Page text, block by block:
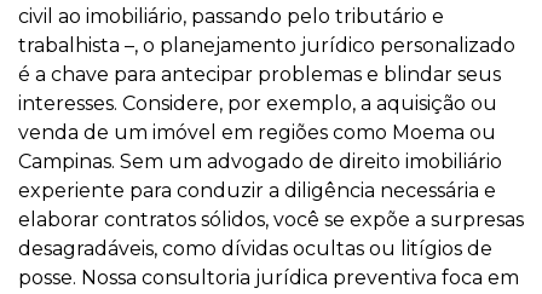
civil ao imobiliário, passando pelo tributário e
trabalhista –, o planejamento jurídico personalizado
é a chave para antecipar problemas e blindar seus
interesses. Considere, por exemplo, a aquisição ou
venda de um imóvel em regiões como Moema ou
Campinas. Sem um advogado de direito imobiliário
experiente para conduzir a diligência necessária e
elaborar contratos sólidos, você se expõe a surpresas
desagradáveis, como dívidas ocultas ou litígios de
posse. Nossa consultoria jurídica preventiva foca em